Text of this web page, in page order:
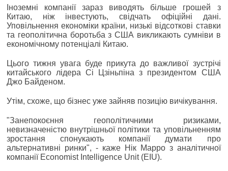
Іноземні компанії зараз виводять більше грошей з
Китаю, ніж інвестують, свідчать офіційні дані.
Уповільнення економіки країни, низькі відсоткові ставки
та геополітична боротьба з США викликають сумніви в
економічному потенціалі Китаю.
Цього тижня увага буде прикута до важливої зустрічі
китайського лідера Сі Цзіньпіна з президентом США
Джо Байденом.
Утім, схоже, що бізнес уже зайняв позицію вичікування.
"Занепокоєння геополітичними ризиками,
невизначеністю внутрішньої політики та уповільненням
зростання спонукають компанії думати про
альтернативні ринки", - каже Нік Марро з аналітичної
компанії Economist Intelligence Unit (EIU).